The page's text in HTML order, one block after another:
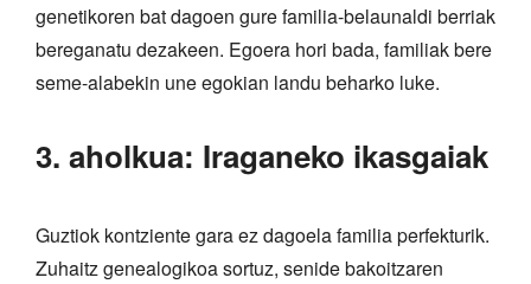
genetikoren bat dagoen gure familia-belaunaldi berriak
bereganatu dezakeen. Egoera hori bada, familiak bere
seme-alabekin une egokian landu beharko luke.
3. aholkua: Iraganeko ikasgaiak
Guztiok kontziente gara ez dagoela familia perfekturik.
Zuhaitz genealogikoa sortuz, senide bakoitzaren